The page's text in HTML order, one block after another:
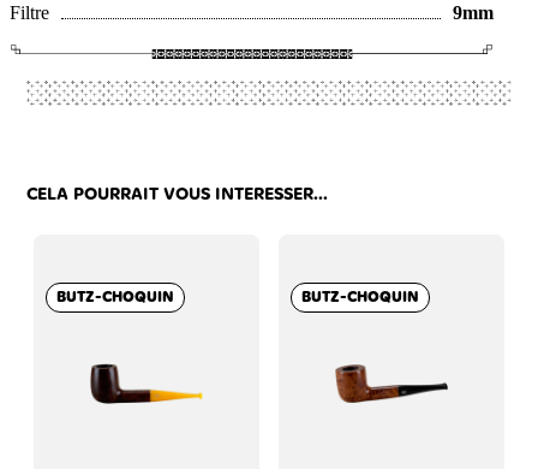
Filtre 9mm
CELA POURRAIT VOUS INTERESSER...
BUTZ-CHOQUIN BUTZ-CHOQUIN